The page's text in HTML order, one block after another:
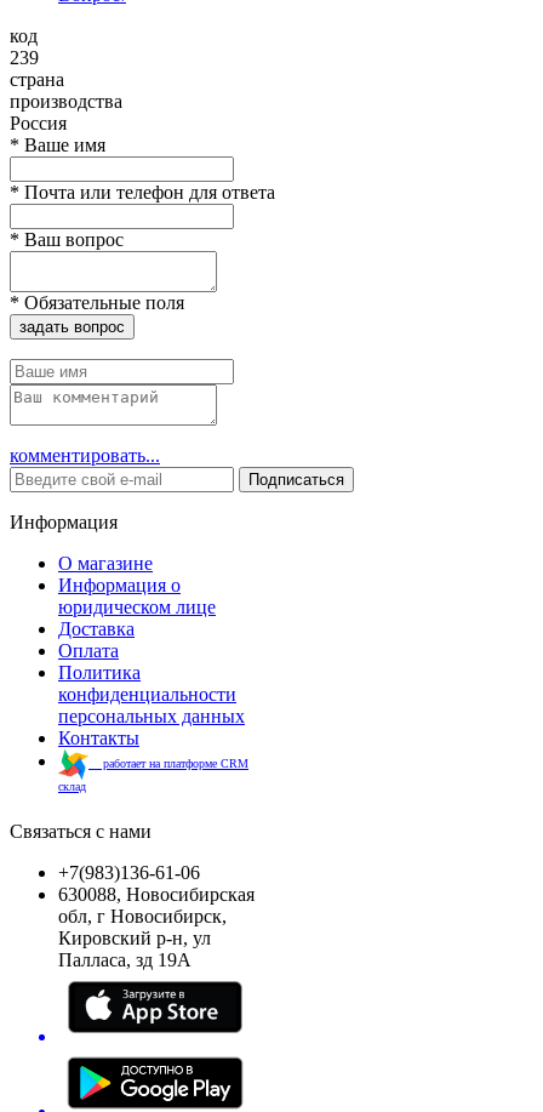
код
239
страна
производства
Россия
* Ваше имя
* Почта или телефон для ответа
* Ваш вопрос
* Обязательные поля
задать вопрос
комментировать...
Подписаться
Информация
О магазине
Информация о
юридическом лице
Доставка
Оплата
Политика
конфиденциальности
персональных данных
Контакты
работает на платформе CRM
склад
Связаться с нами
+7(983)136-61-06
630088, Новосибирская
обл, г Новосибирск,
Кировский р-н, ул
Палласа, зд 19А